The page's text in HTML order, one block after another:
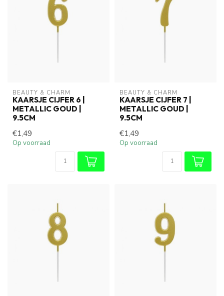
BEAUTY & CHARM
KAARSJE CIJFER 6 |
METALLIC GOUD |
9.5CM
€1,49
Op voorraad
BEAUTY & CHARM
KAARSJE CIJFER 7 |
METALLIC GOUD |
9.5CM
€1,49
Op voorraad